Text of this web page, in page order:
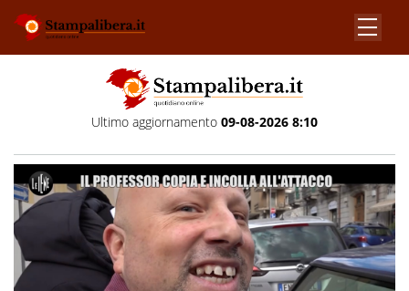
Ultimo aggiornamento 09-08-2026 8:10